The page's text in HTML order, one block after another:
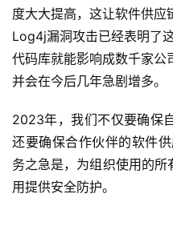
度大大提高，这让软件供应
Log4j漏洞攻击已经表明了
代码库就能影响成数千家公
并会在今后几年急剧增多。
2023年，我们不仅要确保
还要确保合作伙伴的软件
务之急是，为组织使用的
用提供安全防护。